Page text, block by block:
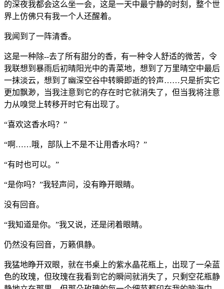
的深夜我都会这么坐一会，这是一天中最宁静的时刻，整个世
界上仿佛只有我一个人还醒着。
我闻到了一阵清香。
这是一种除--去了所有甜分的香，有一种令人舒适的微苦，令
我联想到暴雨后初晴阳光中的青菜地，想到了万里晴空中最后
一抹淡云，想到了幽深空谷中转瞬即逝的铃声……只是折实它
更加飘渺，当我注意到它的存在时它就消失了，但当我将注意
力从嗅觉上转移开时它有出现了。
“喜欢这香水吗？”
“啊……哦，部队上不是不让用香水吗？”
“有时也可以。”
“是你吗？”我轻声问，没有睁开眼睛。
没有回音。
“我知道是你。”我又说，还是闭着眼睛。
仍然没有回音，万籁俱静。
我猛地睁开双眼，就在书桌上的紫水晶花瓶上，出现了一朵蓝
色的玫瑰，但玫瑰在我看到它的瞬间就消失了，只剩空花瓶静